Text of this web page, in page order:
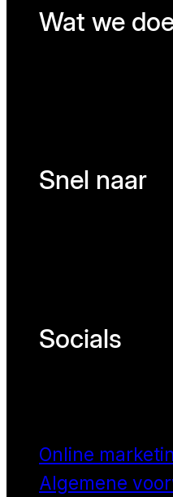
Wat we
Snel naar
Socials
Online
Algemene